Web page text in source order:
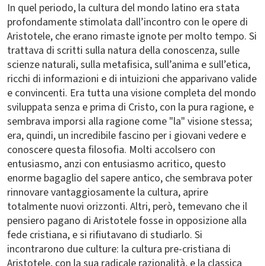
In quel periodo, la cultura del mondo latino era stata
profondamente stimolata dall’incontro con le opere di
Aristotele, che erano rimaste ignote per molto tempo. Si
trattava di scritti sulla natura della conoscenza, sulle
scienze naturali, sulla metafisica, sull’anima e sull’etica,
ricchi di informazioni e di intuizioni che apparivano valide
e convincenti. Era tutta una visione completa del mondo
sviluppata senza e prima di Cristo, con la pura ragione, e
sembrava imporsi alla ragione come "la" visione stessa;
era, quindi, un incredibile fascino per i giovani vedere e
conoscere questa filosofia. Molti accolsero con
entusiasmo, anzi con entusiasmo acritico, questo
enorme bagaglio del sapere antico, che sembrava poter
rinnovare vantaggiosamente la cultura, aprire
totalmente nuovi orizzonti. Altri, però, temevano che il
pensiero pagano di Aristotele fosse in opposizione alla
fede cristiana, e si rifiutavano di studiarlo. Si
incontrarono due culture: la cultura pre-cristiana di